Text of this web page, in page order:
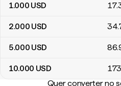
1.000 USD
2.000 USD
5.000 USD
10.000 USD
Quer converter no